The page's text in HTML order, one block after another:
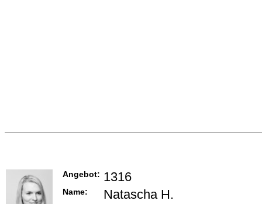
Angebot: 1316
Name: Natascha H.